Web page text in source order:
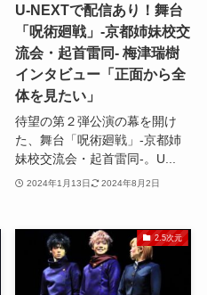
U-NEXTで配信あり！舞台
「呪術廻戦」-京都姉妹校交
流会・起首雷同- 梅津瑞樹
インタビュー「正面から全
体を見たい」
待望の第２弾公演の幕を開け
た、舞台「呪術廻戦」-京都姉
妹校交流会・起首雷同-。U...
2024年1月13日 2024年8月2日
2.5次元